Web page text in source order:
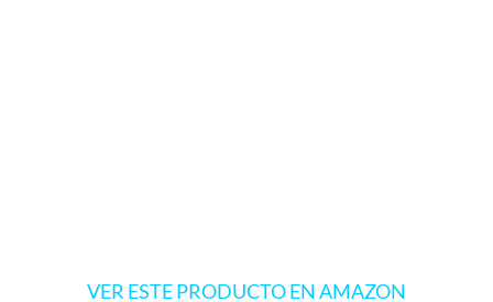
VER ESTE PRODUCTO EN AMAZON